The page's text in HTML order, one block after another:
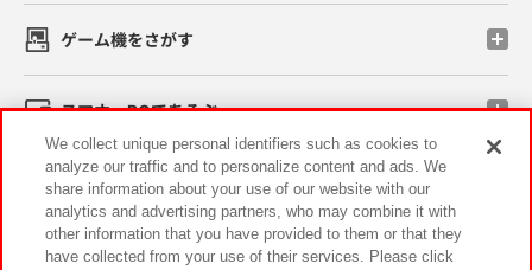
ゲーム機をさがす
スマホ・PCであそぶ
イベント・キャンペーン
We collect unique personal identifiers such as cookies to
analyze our traffic and to personalize content and ads. We
share information about your use of our website with our
analytics and advertising partners, who may combine it with
other information that you have provided to them or that they
have collected from your use of their services. Please click